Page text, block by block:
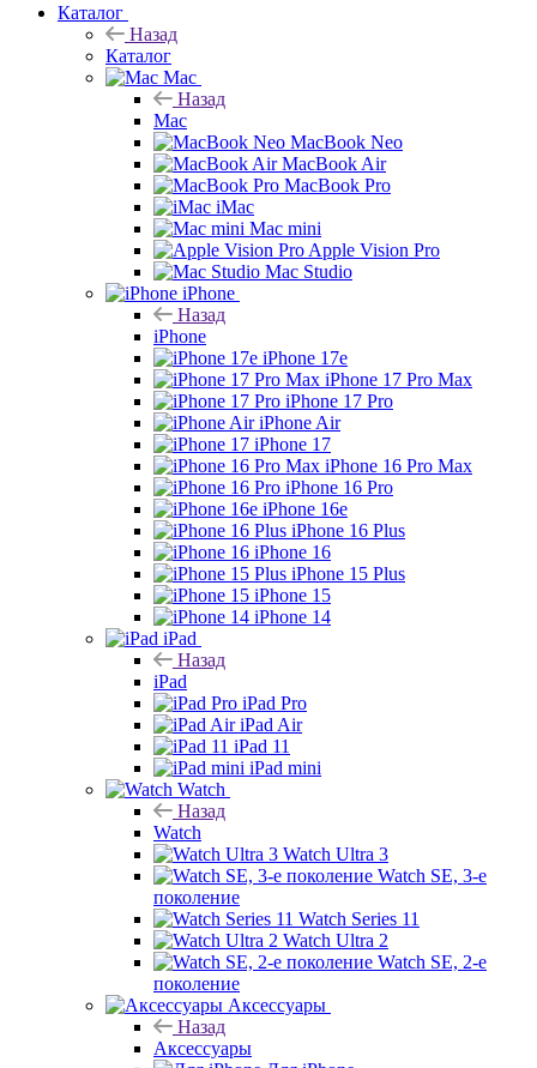
Каталог
Назад
Каталог
Mac
Назад
Mac
MacBook Neo
MacBook Air
MacBook Pro
iMac
Mac mini
Apple Vision Pro
Mac Studio
iPhone
Назад
iPhone
iPhone 17e
iPhone 17 Pro Max
iPhone 17 Pro
iPhone Air
iPhone 17
iPhone 16 Pro Max
iPhone 16 Pro
iPhone 16e
iPhone 16 Plus
iPhone 16
iPhone 15 Plus
iPhone 15
iPhone 14
iPad
Назад
iPad
iPad Pro
iPad Air
iPad 11
iPad mini
Watch
Назад
Watch
Watch Ultra 3
Watch SE, 3-е
поколение
Watch Series 11
Watch Ultra 2
Watch SE, 2-е
поколение
Аксессуары
Назад
Аксессуары